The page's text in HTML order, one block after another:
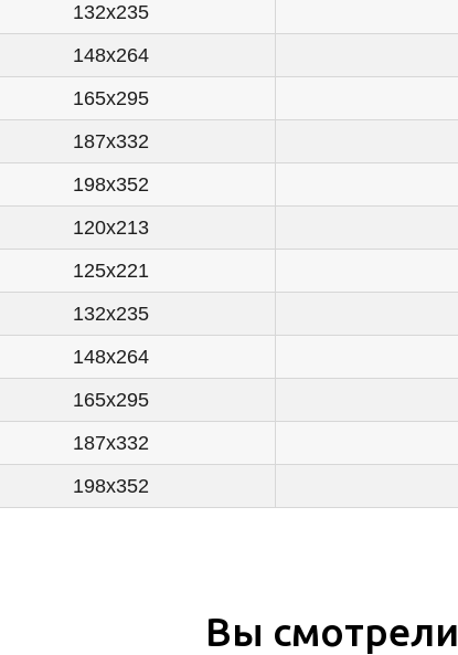
132x235
148x264
165x295
187x332
198x352
120x213
125x221
132x235
148x264
165x295
187x332
198x352
Вы смотрели